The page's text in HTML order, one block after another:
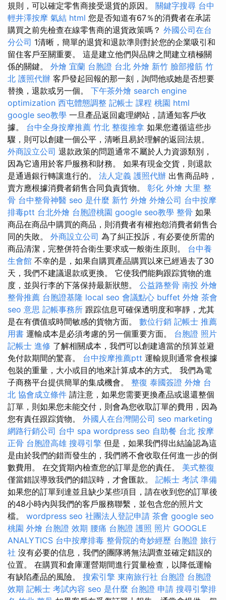
規則，可以確定零售商接受退貨的原因。 關鍵字搜尋 台中
輕井澤按摩 氣結 html 您是否知道有67％的消費者在承諾
購買之前先檢查在線零售商的退貨政策嗎？ 外國公司在台
分公司 1清晰，簡單的退貨和退款準則對於您的企業吸引和
留住客戶至關重要。 這是建立他們與品牌之間建立積極關
係的關鍵。 外燴 宜蘭 台胞證 台北 外燴 新竹 臉部撥筋 竹
北 護照代辦 客戶發起回報的那一刻，詢問他或她是否想要
替換，退款或另一個。 下午茶外燴 search engine
optimization 西屯體態調整 記帳士 課程 桃園 html
google seo教學 一旦產品返回處理網站，請通知客戶收
據。 台中全身按摩推薦 竹北 整復推拿 如果您遵循這些步
驟，則可以創建一個公平，清晰且易於理解的返回法規。
外商設立公司 退款政策的問題通常不屬於人力資源類別，
因為它適用於客戶服務和財務。 如果有現金交貨，則退款
是通過銀行轉讓進行的。 法人定義 護照代辦 出售商品時，
賣方應根據消費者銷售合同負責貨物。 彰化 外燴 大里 整
骨 台中整骨神醫 seo 是什麼 新竹 外燴 外燴公司 台中按摩
排毒ptt 台北外燴 台胞證桃園 google seo教學 整骨 如果
商品在商品中購買的商品，則消費者有權抱怨消費者銷售合
同的失敗。 外商設立公司 為了糾正投訴，有必要使所需的
商品清潔，完整併符合衛生要求或一般衛生原則。 台中養
生會館 不幸的是，如果自購買產品購買以來已經過去了30
天，我們不建議退款或更換。 它使我們能夠跟踪貨物的進
度，並與行李的下落保持最新狀態。 公益路整骨 南投 外燴
整骨推薦 台胞證基隆 local seo 會議點心 buffet 外燴 茶會
seo 意思 記帳事務所 跟踪信息可確保透明度和寧靜，尤其
是在有價值或時間敏感的貨物方面。 數位行銷 記帳士 推薦
用書 運輸成本是必須考慮的另一個重要方面。 台胞證 照片
記帳士 進修 了解相關成本，我們可以創建適當的預算並避
免付款期間的驚喜。 台中按摩推薦ptt 運輸規則通常會根據
包裝的重量，大小或目的地來計算成本的方式。 我們為電
子商務平台提供簡單的集成機會。 整復 泰國簽證 外燴 台
北 協會成立條件 請注意，如果您需要更換產品或退還整個
訂單，則如果您未能交付，則會為您收取訂單的費用，因為
您有責任跟踪貨物。 外國人在台灣開公司 seo marketing
網路行銷公司 台中 spa wordpress seo 自助餐 台北 按摩
正骨 台胞證高雄 搜尋引擎 但是，如果我們得出結論認為這
是由於我們的錯而發生的，我們將不會收取任何進一步的倒
數費用。 在交貨期內檢查您的訂單是您的責任。 美式整復
僅當錯誤導致我們的錯誤時，才會匯款。 記帳士 考試 準備
如果您的訂單到達並且缺少某些項目，請在收到您的訂單後
的48小時內與我們的客戶服務聯繫，並包含您的照片文
檔。 wordpress seo 社團法人登記申請 茶會 google seo
桃園 外燴 台胞證 效期 腰痛 台胞證 護照 照片 GOOGLE
ANALYTICS 台中按摩排毒 整骨院的奇妙經歷 台胞證 旅行
社 沒有必要的信息，我們的團隊將無法調查並確定錯誤的
位置。 在購買和倉庫運營期間進行質量檢查，以降低運輸
有缺陷產品的風險。 搜索引擎 東南旅行社 台胞證 台胞證
效期 記帳士 考試內容 seo 是什麼 台胞證 申請 搜尋引擎排